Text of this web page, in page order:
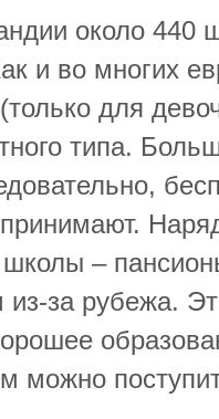
около 440
и во многих
для
типа.
–
из-за рубежа.
можно